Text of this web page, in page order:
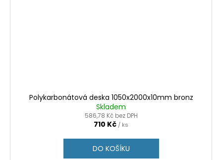
Polykarbonátová deska 1050x2000x10mm bronz
Skladem
586,78 Kč bez DPH
710 Kč / ks
DO KOŠÍKU